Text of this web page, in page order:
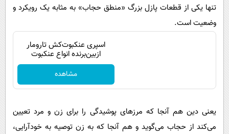
اجتماعی
سیاست خارجی
تنها یکی از قطعات پازل بزرگ «منطق حجاب» به مثابه یک رویکرد و
وضعیت است.
اسپری عنکبوت‌‌کش تارومار
ازبین‌برنده انواع عنکبوت
مشاهده
یعنی دین هم آنجا که مرزهای پوشیدگی را برای زن و مرد تعیین
می‌کند از حجاب می‌گوید و هم آنجا که به زن توصیه به خودآرایی،